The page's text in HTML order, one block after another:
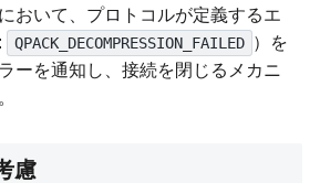
おいて、プロトコルが定義するエ
QPACK_DECOMPRESSION_FAILED ）を
ーを通知し、接続を閉じるメカニ
慮